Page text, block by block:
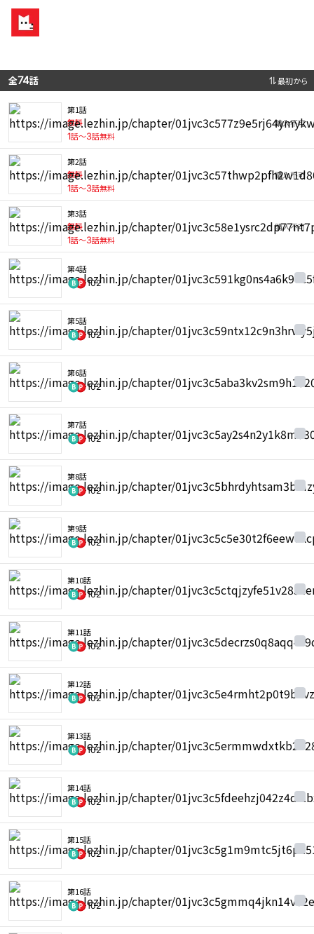
全74話 最初から
第1話
無料
1話〜3話無料
購入不可
第2話
無料
1話〜3話無料
購入不可
第3話
無料
1話〜3話無料
購入不可
第4話
102
第5話
102
第6話
102
第7話
102
第8話
102
第9話
102
第10話
102
第11話
102
第12話
102
第13話
102
第14話
102
第15話
102
第16話
102